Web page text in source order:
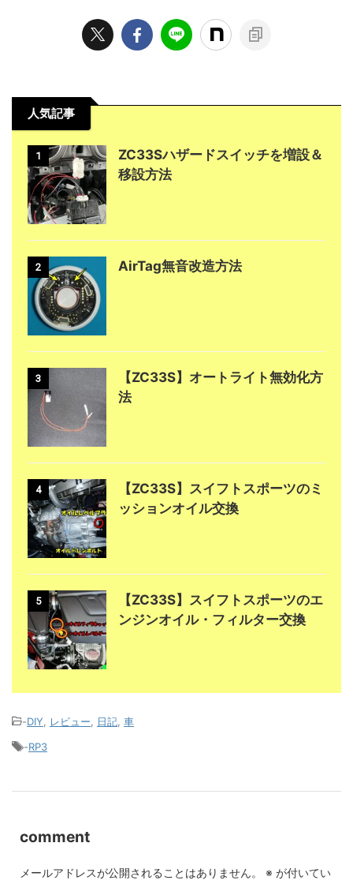
人気記事
1
ZC33Sハザードスイッチを増設＆
移設方法
2 AirTag無音改造方法
3
【ZC33S】オートライト無効化方
法
4
【ZC33S】スイフトスポーツのミ
ッションオイル交換
5
【ZC33S】スイフトスポーツのエ
ンジンオイル・フィルター交換
-DIY レビュー 日記 車
-RP3
comment
メールアドレスが公開されることはありません。 ※ が付いてい